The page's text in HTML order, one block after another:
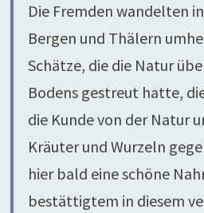
Die Fremden wandelten
Bergen und Thälern
Schätze, die die Natur
Bodens gestreut hatte,
die Kunde von der Natur
Kräuter und Wurzeln
hier bald eine schöne
bestättigtem in diesem